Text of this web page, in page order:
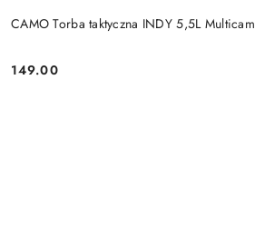
CAMO Torba taktyczna INDY 5,5L Multicam
Cena:
149.00